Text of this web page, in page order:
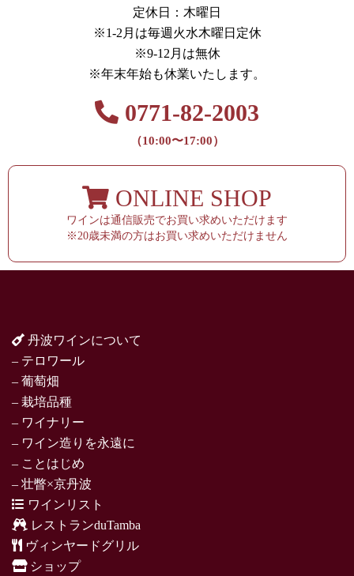
定休日：木曜日
※1-2月は毎週火水木曜日定休
※9-12月は無休
※年末年始も休業いたします。
0771-82-2003
（10:00〜17:00）
ONLINE SHOP
ワインは通信販売でお買い求めいただけます
※20歳未満の方はお買い求めいただけません
丹波ワインについて
– テロワール
– 葡萄畑
– 栽培品種
– ワイナリー
– ワイン造りを永遠に
– ことはじめ
– 壮瞥×京丹波
ワインリスト
レストランduTamba
ヴィンヤードグリル
ショップ